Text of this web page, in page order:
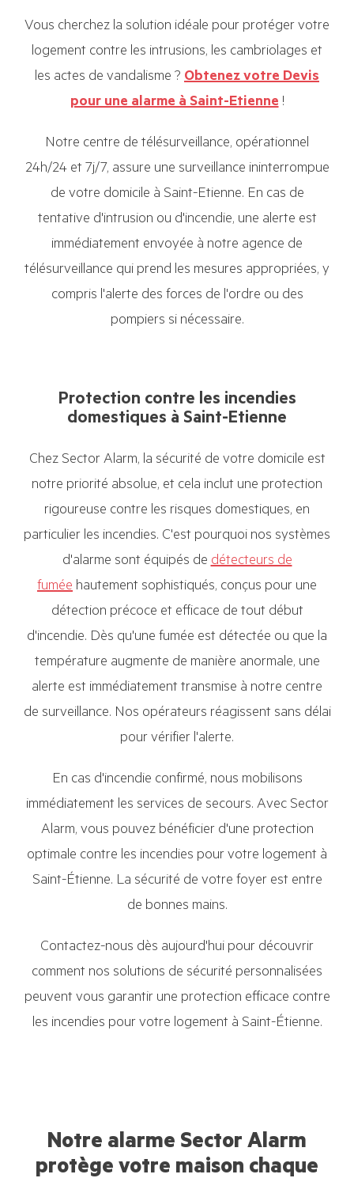
Vous cherchez la solution idéale pour protéger votre
logement contre les intrusions, les cambriolages et
les actes de vandalisme ? Obtenez votre Devis
pour une alarme à Saint-Etienne!
Notre centre de télésurveillance, opérationnel
24h/24 et 7j/7, assure une surveillance ininterrompue
de votre domicile à Saint-Etienne. En cas de
tentative d'intrusion ou d'incendie, une alerte est
immédiatement envoyée à notre agence de
télésurveillance qui prend les mesures appropriées, y
compris l'alerte des forces de l'ordre ou des
pompiers si nécessaire.
Protection contre les incendies
domestiques à Saint-Etienne
Chez Sector Alarm, la sécurité de votre domicile est
notre priorité absolue, et cela inclut une protection
rigoureuse contre les risques domestiques, en
particulier les incendies. C'est pourquoi nos systèmes
d'alarme sont équipés dedétecteurs de
fumée hautement sophistiqués, conçus pour une
détection précoce et efficace de tout début
d'incendie. Dès qu'une fumée est détectée ou que la
température augmente de manière anormale, une
alerte est immédiatement transmise à notre centre
de surveillance. Nos opérateurs réagissent sans délai
pour vérifier l'alerte.
En cas d'incendie confirmé, nous mobilisons
immédiatement les services de secours. Avec Sector
Alarm, vous pouvez bénéficier d'une protection
optimale contre les incendies pour votre logement à
Saint-Étienne. La sécurité de votre foyer est entre
de bonnes mains.
Contactez-nous dès aujourd'hui pour découvrir
comment nos solutions de sécurité personnalisées
peuvent vous garantir une protection efficace contre
les incendies pour votre logement à Saint-Étienne.
Notre alarme Sector Alarm
protège votre maison chaque